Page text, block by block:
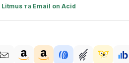
Litmusта Email on Acid